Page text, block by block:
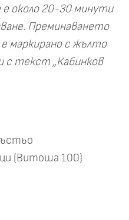
около 20-30 минути
Преминаването
маркирано с жълто
с текст „Кабинков
(Витоша 100)